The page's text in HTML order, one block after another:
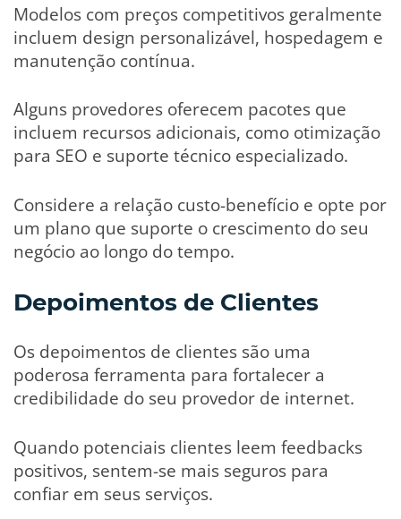
Modelos com preços competitivos geralmente
incluem design personalizável, hospedagem e
manutenção contínua.
Alguns provedores oferecem pacotes que
incluem recursos adicionais, como otimização
para SEO e suporte técnico especializado.
Considere a relação custo-benefício e opte por
um plano que suporte o crescimento do seu
negócio ao longo do tempo.
Depoimentos de Clientes
Os depoimentos de clientes são uma
poderosa ferramenta para fortalecer a
credibilidade do seu provedor de internet.
Quando potenciais clientes leem feedbacks
positivos, sentem-se mais seguros para
confiar em seus serviços.